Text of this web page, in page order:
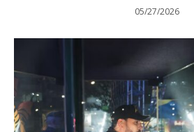
05/27/2026